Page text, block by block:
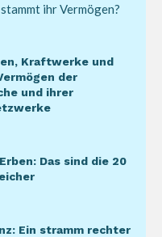
ihr Vermögen?
Kraftwerke und
der
und ihrer
Das sind die 20
Ein stramm rechter